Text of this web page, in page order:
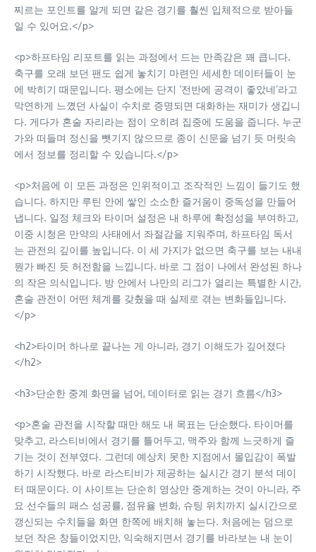
찌르는 포인트를 알게 되면 같은 경기를 훨씬 입체적으로 받아들
일 수 있어요.</p>
<p>하프타임 리포트를 읽는 과정에서 드는 만족감은 꽤 큽니다.
축구를 오래 보던 팬도 쉽게 놓치기 마련인 세세한 데이터들이 눈
에 박히기 때문입니다. 평소에는 단지 ‘전반에 공격이 좋았네’라고
막연하게 느꼈던 사실이 수치로 증명되면 대화하는 재미가 생깁니
다. 게다가 혼술 자리라는 점이 오히려 집중에 도움을 줍니다. 누군
가와 떠들며 정신을 뺏기지 않으므로 종이 신문을 넘기 듯 머릿속
에서 정보를 정리할 수 있습니다.</p>
<p>처음에 이 모든 과정은 인위적이고 조작적인 느낌이 들기도 했
습니다. 하지만 루틴 안에 쌓인 소소한 즐거움이 중독성을 만들어
냅니다. 일정 체크와 타이머 설정은 내 하루에 확정성을 부여하고,
이중 시청은 만약의 사태에서 좌절감을 지워주며, 하프타임 독서
는 관전의 깊이를 높입니다. 이 세 가지가 없으면 축구를 보는 내내
뭔가 빠진 듯 허전함을 느낍니다. 바로 그 점이 나에서 완성된 하나
의 작은 의식입니다. 방 안에서 나만의 리그가 열리는 특별한 시간,
혼술 관전이 어떤 체계를 갖췄을 때 실제로 겪는 변화들입니다.
</p>
<h2>타이머 하나로 끝나는 게 아니라, 경기 이해도가 깊어졌다
</h2>
<h3>단순한 중계 화면을 넘어, 데이터로 읽는 경기 흐름</h3>
<p>혼술 관전을 시작할 때만 해도 내 목표는 단순했다. 타이머를
맞추고, 라스티비에서 경기를 틀어두고, 맥주와 함께 느긋하게 즐
기는 것이 전부였다. 그런데 예상치 못한 지점에서 몰입감이 폭발
하기 시작했다. 바로 라스티비가 제공하는 실시간 경기 분석 데이
터 때문이다. 이 사이트는 단순히 영상만 중계하는 것이 아니라, 주
요 선수들의 패스 성공률, 점유율 변화, 슈팅 위치까지 실시간으로
갱신되는 수치들을 화면 한쪽에 배치해 놓는다. 처음에는 덤으로
보던 작은 창들이었지만, 익숙해지면서 경기를 바라보는 내 눈이